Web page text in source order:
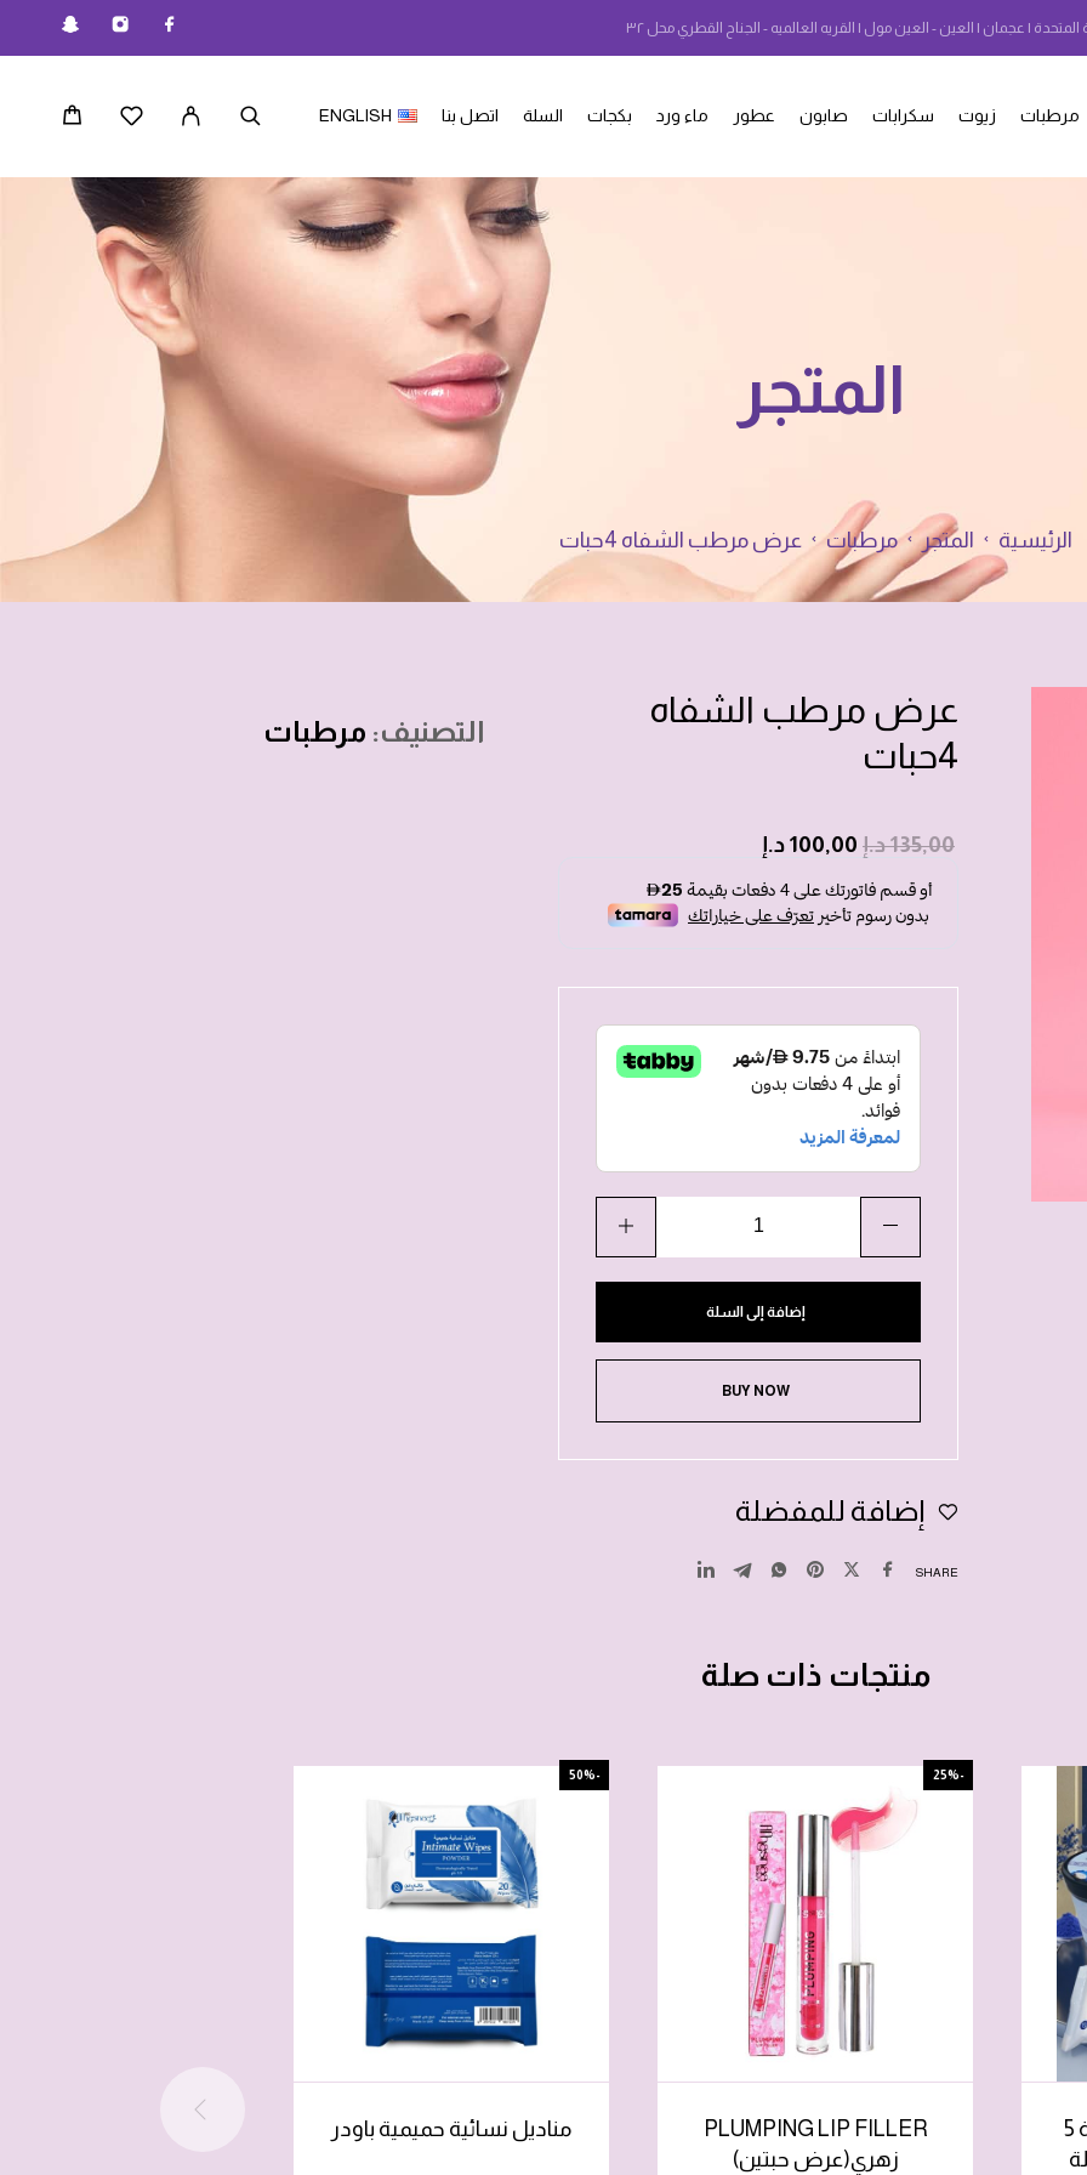
المتحدة | عجمان | العين - العين مول | القريه العالميه - الجناح القطري محل ٣٢
مرطبات زيوت سكرابات صابون عطور ماء ورد بكجات السلة اتصل بنا ENGLISH
المتجر
الرئيسية المتجر مرطبات عرض مرطب الشفاه 4حبات
عرض مرطب الشفاه
4حبات
135,00د.إ 100,00 د.إ
إضافة إلى السلة
BUY NOW
إضافة للمفضلة
SHARE
التصنيف: مرطبات
منتجات ذات صلة
بكج مكس النيلة والودعة 5
-25%
PLUMPING LIP FILLER
زهري(عرض حبتين)
-50%
مناديل نسائية حميمية باودر